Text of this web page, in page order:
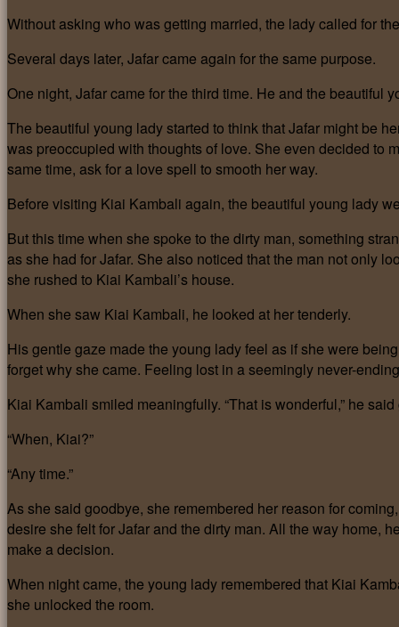
Without asking who was getting married, the lady called for
Several days later, Jafar came again for the same purpose.
One night, Jafar came for the third time. He and the beautiful
The beautiful young lady started to think that Jafar might be
was preoccupied with thoughts of love. She even decided to
same time, ask for a love spell to smooth her way.
Before visiting Kiai Kambali again, the beautiful young lady
But this time when she spoke to the dirty man, something
as she had for Jafar. She also noticed that the man not only
she rushed to Kiai Kambali’s house.
When she saw Kiai Kambali, he looked at her tenderly.
His gentle gaze made the young lady feel as if she were
forget why she came. Feeling lost in a seemingly never-
Kiai Kambali smiled meaningfully. “That is wonderful,” he
“When, Kiai?”
“Any time.”
As she said goodbye, she remembered her reason for
desire she felt for Jafar and the dirty man. All the way home,
make a decision.
When night came, the young lady remembered that Kiai
she unlocked the room.